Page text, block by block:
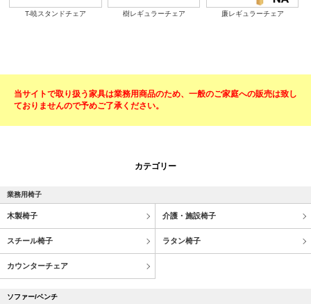
T-暁スタンドチェア 樹レギュラーチェア 廉レギュラーチェア
当サイトで取り扱う家具は業務用商品のため、一般のご家庭への販売は致し
ておりませんので予めご了承ください。
カテゴリー
業務用椅子
木製椅子 介護・施設椅子
スチール椅子 ラタン椅子
カウンターチェア
ソファー/ベンチ